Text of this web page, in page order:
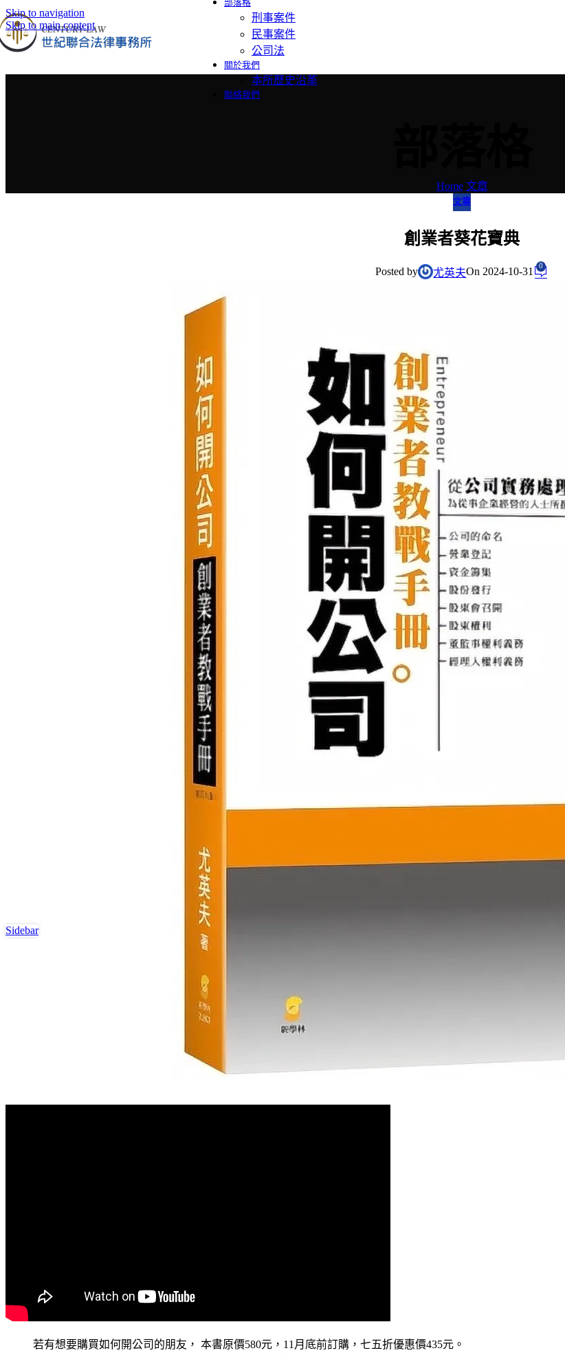
Skip to navigation
Skip to main content
部落格
刑事案件
民事案件
公司法
關於我們
本所歷史沿革
聯絡我們
Home/ 文章
文章
創業者葵花寶典
Posted by 尤英夫On 2024-10-31 0
若有想要購買如何開公司的朋友， 本書原價580元，11月底前訂購，七五折優惠價435元。
Sidebar